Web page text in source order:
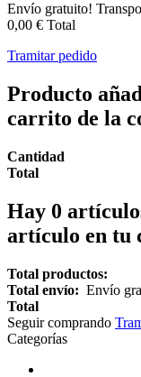
Envío gratuito!
0,00 € Total
Tramitar pedido
Producto
carrito de la
Cantidad
Total
Hay 0
artículo en tu
Total productos:
Total envío: Envío
Total
Seguir comprando
Categorías